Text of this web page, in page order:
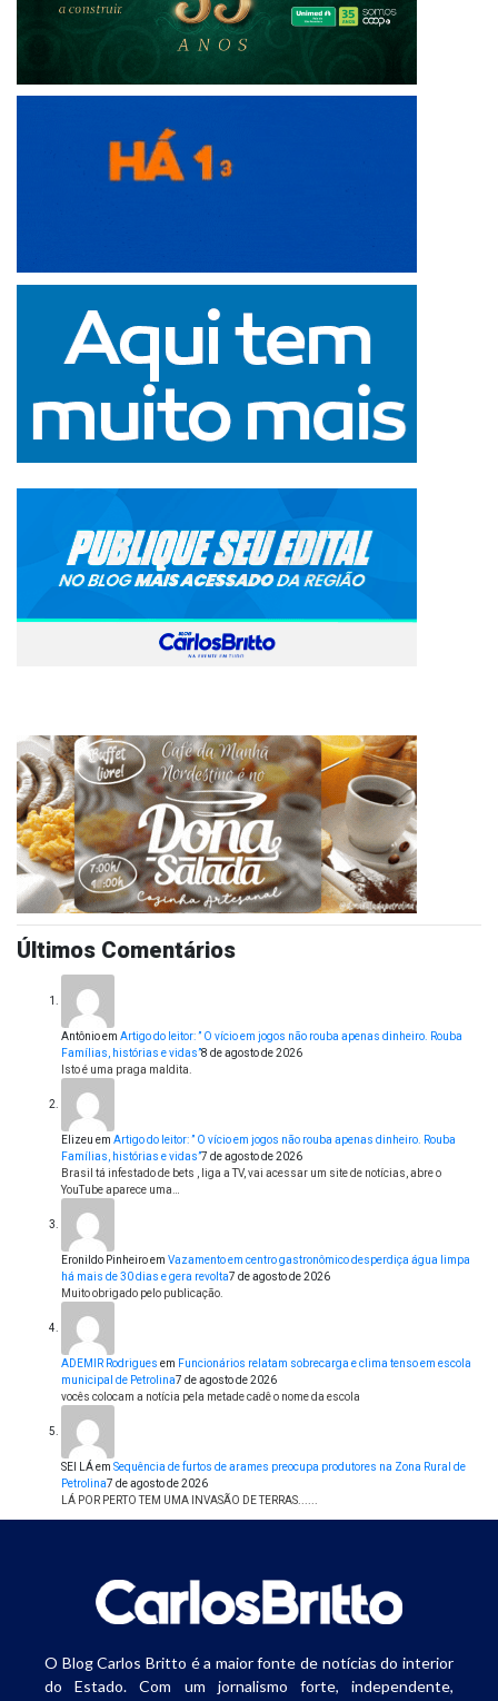
Últimos Comentários
Antônioem Artigo do leitor: ” O vício em jogos não rouba apenas dinheiro. Rouba
Famílias, histórias e vidas”8 de agosto de 2026
Isto é uma praga maldita.
Elizeu em Artigo do leitor: ” O vício em jogos não rouba apenas dinheiro. Rouba
Famílias, histórias e vidas”7 de agosto de 2026
Brasil tá infestado de bets , liga a TV, vai acessar um site de notícias, abre o
YouTube aparece uma…
Eronildo Pinheiroem Vazamento em centro gastronômico desperdiça água limpa
há mais de 30 dias e gera revolta7 de agosto de 2026
Muito obrigado pelo publicação.
ADEMIR Rodrigues em Funcionários relatam sobrecarga e clima tenso em escola
municipal de Petrolina7 de agosto de 2026
vocês colocam a notícia pela metade cadê o nome da escola
SEI LÁem Sequência de furtos de arames preocupa produtores na Zona Rural de
Petrolina7 de agosto de 2026
LÁ POR PERTO TEM UMA INVASÃO DE TERRAS......
O Blog Carlos Britto é a maior fonte de notícias do interior
do Estado. Com um jornalismo forte, independente,